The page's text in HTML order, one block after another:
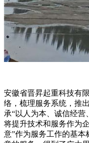
安徽省晋昇起重科技有
络，梳理服务系统，推
承“以人为本、诚信经营
将提升技术和服务作为
意”作为服务工作的基